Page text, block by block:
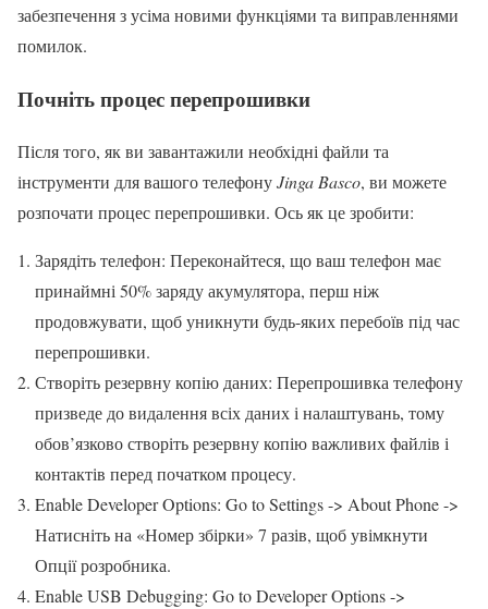
забезпечення з усіма новими функціями та виправленнями
помилок.
Почніть процес перепрошивки
Після того, як ви завантажили необхідні файли та
інструменти для вашого телефонуJinga Basco, ви можете
розпочати процес перепрошивки. Ось як це зробити:
Зарядіть телефон: Переконайтеся, що ваш телефон має
принаймні 50% заряду акумулятора, перш ніж
продовжувати, щоб уникнути будь-яких перебоїв під час
перепрошивки.
Створіть резервну копію даних: Перепрошивка телефону
призведе до видалення всіх даних і налаштувань, тому
обов’язково створіть резервну копію важливих файлів і
контактів перед початком процесу.
Enable Developer Options: Go to Settings -> About Phone ->
Натисніть на «Номер збірки» 7 разів, щоб увімкнути
Опції розробника.
Enable USB Debugging: Go to Developer Options ->